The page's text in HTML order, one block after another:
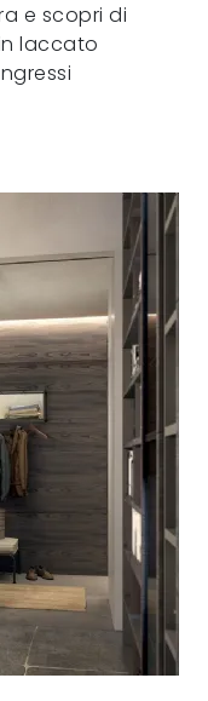
e scopri di
laccato